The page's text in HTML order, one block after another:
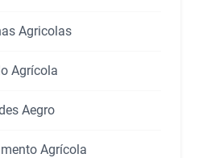
Agricolas
Agrícola
Aegro
Agrícola